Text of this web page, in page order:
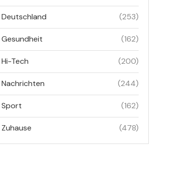
Deutschland (253)
Gesundheit (162)
Hi-Tech (200)
Nachrichten (244)
Sport (162)
Zuhause (478)